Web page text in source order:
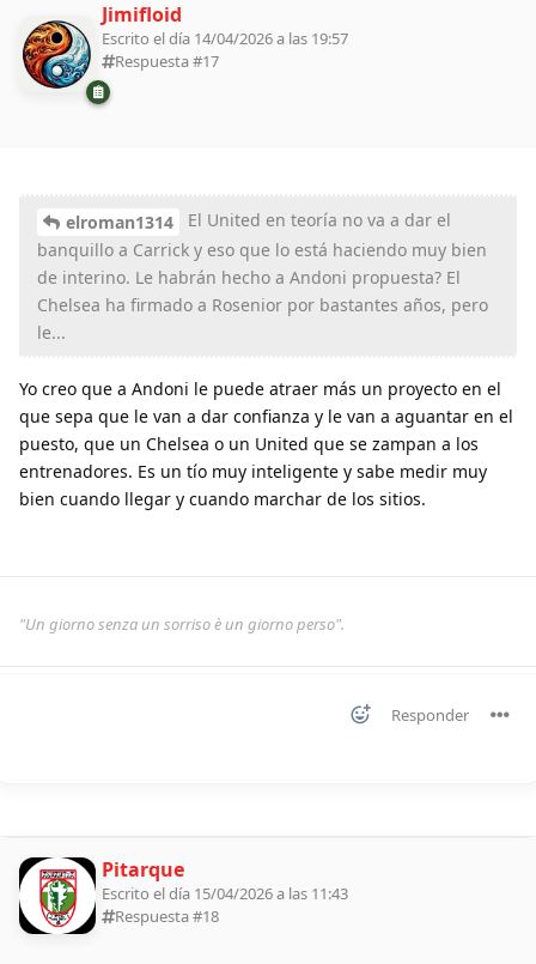
Jimifloid
Escrito el día 14/04/2026 a las 19:57
Respuesta #17
elroman1314
El United en teoría no va a dar el
banquillo a Carrick y eso que lo está haciendo muy bien
de interino. Le habrán hecho a Andoni propuesta? El
Chelsea ha firmado a Rosenior por bastantes años, pero
le...
Yo creo que a Andoni le puede atraer más un proyecto en el
que sepa que le van a dar confianza y le van a aguantar en el
puesto, que un Chelsea o un United que se zampan a los
entrenadores. Es un tío muy inteligente y sabe medir muy
bien cuando llegar y cuando marchar de los sitios.
"Un giorno senza un sorriso è un giorno perso".
Responder
Pitarque
Escrito el día 15/04/2026 a las 11:43
Respuesta #18